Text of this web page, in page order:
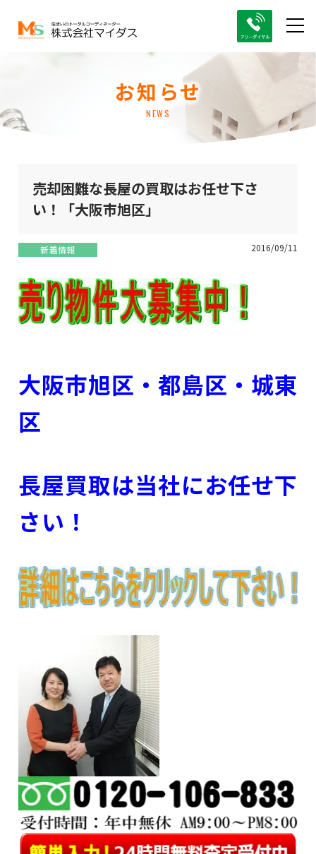
お知らせ
NEWS
売却困難な長屋の買取はお任せ下さ
い！「大阪市旭区」
新着情報 2016/09/11
大阪市旭区・都島区・城東
区
長屋買取は当社にお任せ下
さい！